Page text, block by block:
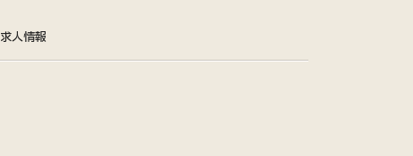
求人情報